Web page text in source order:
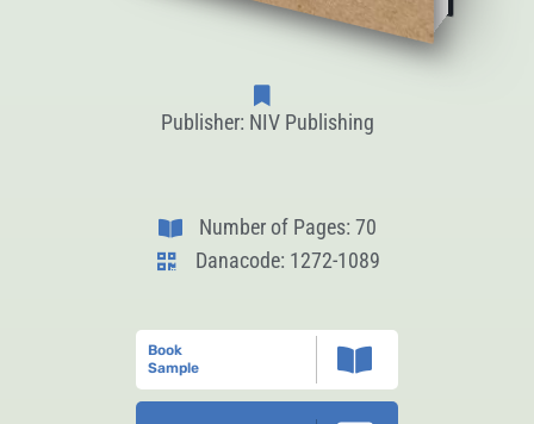
Publisher: NIV Publishing
Number of Pages: 70
Danacode: 1272-1089
Book
Sample